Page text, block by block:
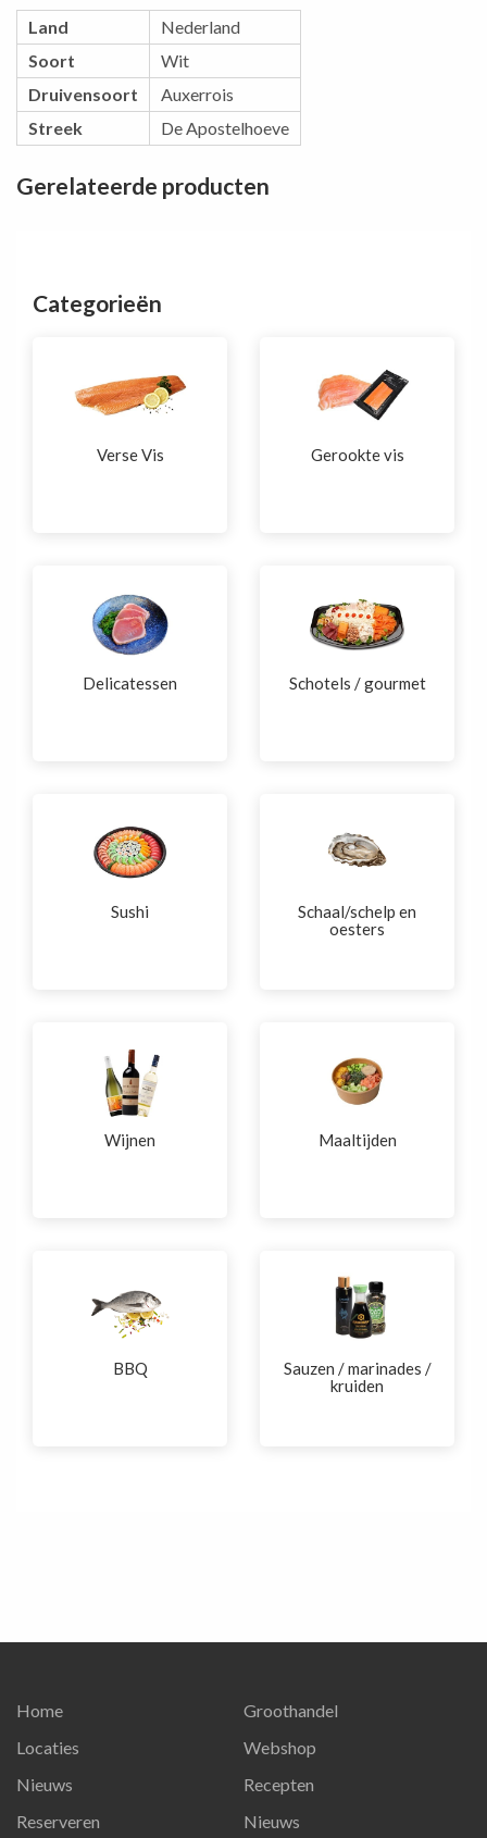
Land
Nederland
Soort
Wit
Druivensoort
Auxerrois
Streek
De Apostelhoeve
Gerelateerde producten
Categorieën
Verse Vis Gerookte vis
Delicatessen Schotels / gourmet
Sushi
Schaal/schelp en
oesters
Wijnen Maaltijden
BBQ
Sauzen / marinades /
kruiden
Home
Locaties
Nieuws
Reserveren
Groothandel
Webshop
Recepten
Nieuws